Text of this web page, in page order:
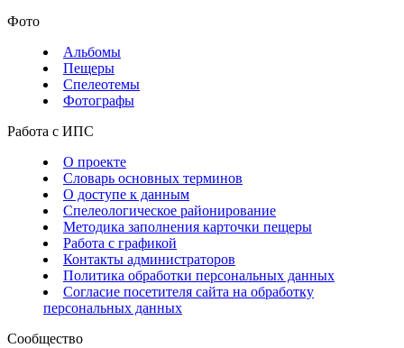
Фото
Альбомы
Пещеры
Спелеотемы
Фотографы
Работа с ИПС
О проекте
Словарь основных терминов
О доступе к данным
Спелеологическое районирование
Методика заполнения карточки пещеры
Работа с графикой
Контакты администраторов
Политика обработки персональных данных
Согласие посетителя сайта на обработку
персональных данных
Сообщество